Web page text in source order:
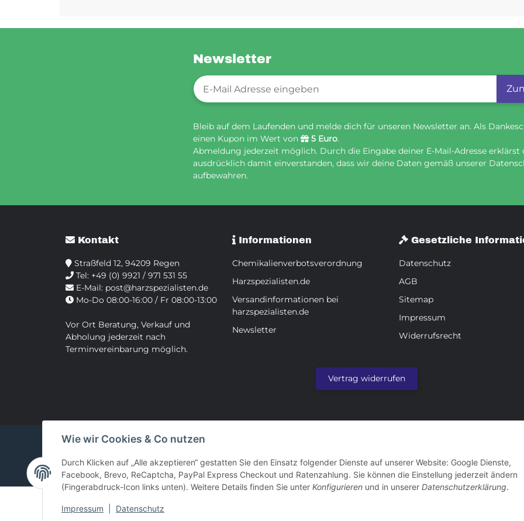
Wie wir Cookies & Co nutzen
Durch Klicken auf „Alle akzeptieren“ gestatten Sie den Einsatz folgender Dienste auf unserer Website: Google Dienste,
Facebook, Brevo, ReCaptcha, PayPal Express Checkout und Ratenzahlung. Sie können die Einstellung jederzeit ändern
(Fingerabdruck-Icon links unten). Weitere Details finden Sie unter Konfigurieren und in unserer Datenschutzerklärung.
Impressum Datenschutz
Newsletter
Newsletter-Registrierung
Bleib auf dem Laufenden und melde dich für unseren Newsletter an. Als
einen Kupon im Wert von
5 Euro.
Abmeldung jederzeit möglich. Durch die Eingabe deiner E-Mail-Adresse erklärst
ausdrücklich damit einverstanden, dass wir deine Daten gemäß unserer
aufbewahren.
Kontakt
Straßfeld 12, 94209 Regen
Tel: +49 (0) 9921 / 971 531 55
E-Mail: post@harzspezialisten.de
Mo-Do 08:00-16:00 / Fr 08:00-13:00
Vor Ort Beratung, Verkauf und
Abholung jederzeit nach
Terminvereinbarung möglich.
Informationen
Chemikalienverbotsverordnung
Harzspezialisten.de
Versandinformationen bei
harzspezialisten.de
Newsletter
Gesetzliche
Datenschutz
AGB
Sitemap
Impressum
Widerrufsrecht
Vertrag widerrufen